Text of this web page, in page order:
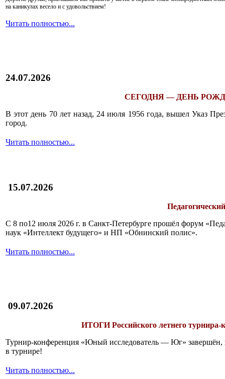
на каникулах весело и с удовольствием!
Читать полностью...
24.07.2026
СЕГОДНЯ — ДЕНЬ
В этот день 70 лет назад, 24 июля 1956 года, вышел Указ
город.
Читать полностью...
15.07.2026
С 8 по12 июля 2026 г. в Санкт-Петербурге прошёл форум
наук «Интеллект будущего» и НП «Обнинский полис».
Читать полностью...
09.07.2026
ИТОГИРоссийского летнего
Турнир-конференция «Юный исследователь — Юг» завершён,
в турнире!
Читать полностью...